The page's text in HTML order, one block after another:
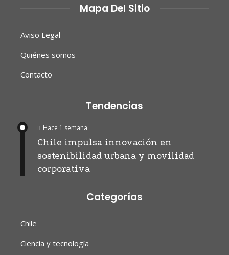
Mapa Del Sitio
Aviso Legal
Quiénes somos
Contacto
Tendencias
Hace 1 semana
Chile impulsa innovación en
sostenibilidad urbana y movilidad
corporativa
Categorías
Chile
Ciencia y tecnología